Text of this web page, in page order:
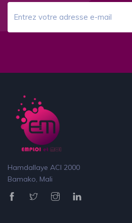
Hamdallaye ACI 2000
Bamako, Mali